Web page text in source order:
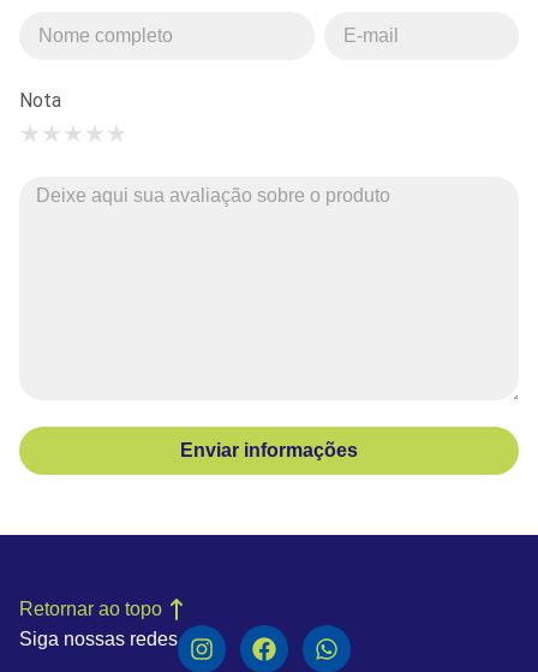
Nota
★
★
★
★
★
Enviar informações
Siga nossas redes
Retornar ao topo